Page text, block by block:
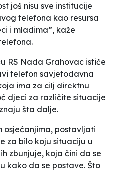
još nisu sve institucije
telefona kao resursa
i mladima”, kaže
RS Nada Grahovac ističe
telefon savjetodavna
ima za cilj direktnu
djeci za različite situacije
šta dalje.
osjećanjima, postavljati
za bilo koju situaciju u
zbunjuje, koja čini da se
kako da se postave. Što